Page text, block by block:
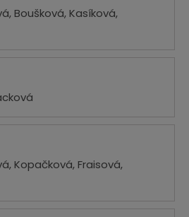
Boušková, Kasíková,
Kopačková, Fraisová,